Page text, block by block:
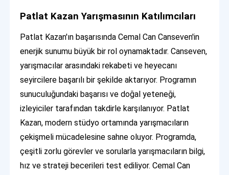
Patlat Kazan Yarışmasının Katılımcıları
Patlat Kazan'ın başarısında Cemal Can Canseven'in
enerjik sunumu büyük bir rol oynamaktadır. Canseven,
yarışmacılar arasındaki rekabeti ve heyecanı
seyircilere başarılı bir şekilde aktarıyor. Programın
sunuculuğundaki başarısı ve doğal yeteneği,
izleyiciler tarafından takdirle karşılanıyor. Patlat
Kazan, modern stüdyo ortamında yarışmacıların
çekişmeli mücadelesine sahne oluyor. Programda,
çeşitli zorlu görevler ve sorularla yarışmacıların bilgi,
hız ve strateji becerileri test ediliyor. Cemal Can